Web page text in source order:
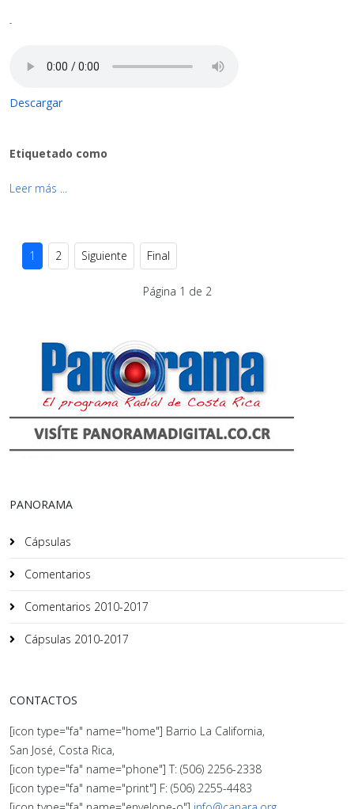
-
Descargar
Etiquetado como
Leer más ...
1 2 Siguiente Final
Página 1 de 2
PANORAMA
Cápsulas
Comentarios
Comentarios 2010-2017
Cápsulas 2010-2017
CONTACTOS
[icon type="fa" name="home"] Barrio La California,
San José, Costa Rica,
[icon type="fa" name="phone"] T: (506) 2256-2338
[icon type="fa" name="print"] F: (506) 2255-4483